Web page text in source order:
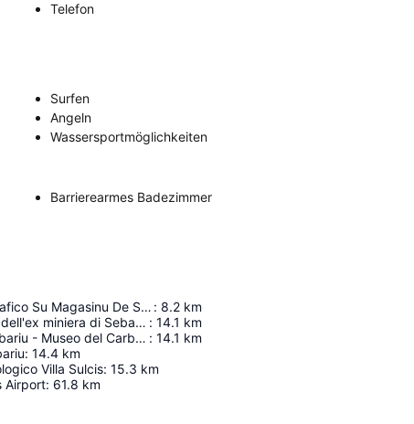
Telefon
Surfen
Angeln
Wassersportmöglichkeiten
Barrierearmes Badezimmer
Museo Etnografico Su Magasinu De Su Binu : 8.2 km
Area Museale dell'ex miniera di Sebariu : 14.1 km
Miniera di Serbariu - Museo del Carbone : 14.1 km
: 14.4 km
Villa Sulcis: 15.3 km
Airport: 61.8 km